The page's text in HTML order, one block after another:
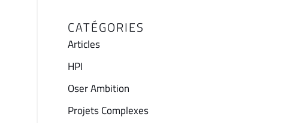
CATÉGORIES
Articles
HPI
Oser Ambition
Projets Complexes